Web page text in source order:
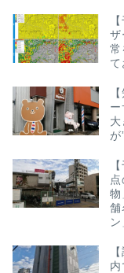
ザ
常
て
大
が
物
舗
ン
内